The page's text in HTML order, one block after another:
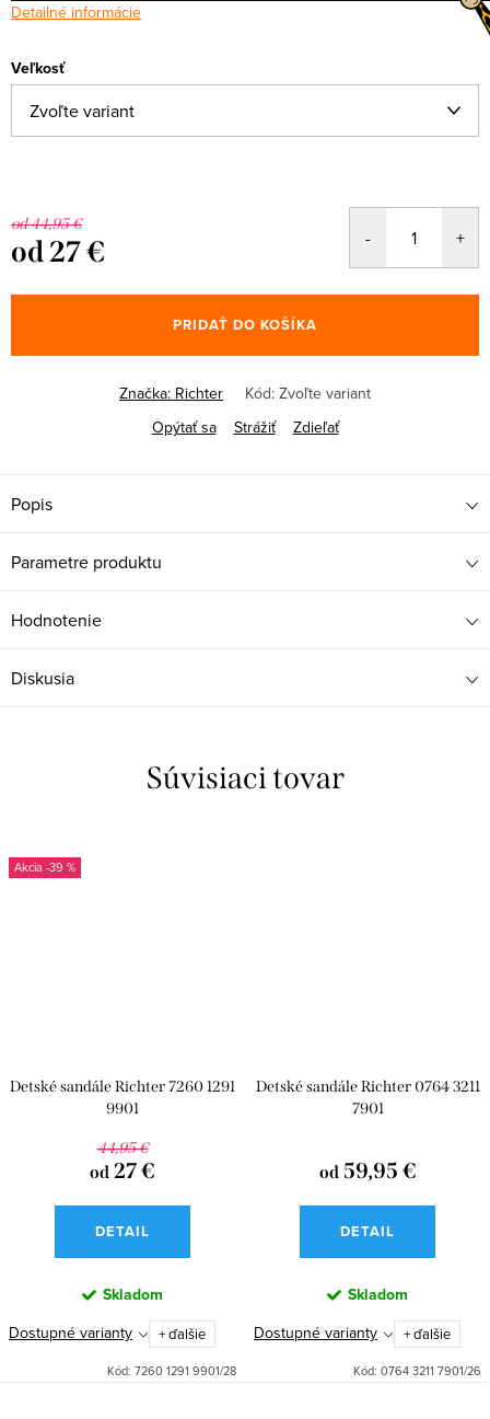
Detailné informácie
Veľkosť
od 44,95 €
od27 €
cena:
PRIDAŤ DO KOŠÍKA
Značka: Richter Kód: Zvoľte variant
Opýtať sa
Strážiť Zdieľať
Popis
Parametre produktu
Hodnotenie
Diskusia
Súvisiaci tovar
-39 %
Detské sandále Richter 7260 1291
9901
44,95 €
od 27 €
DETAIL
Skladom
Dostupné varianty + ďalšie
Kód: 7260 1291 9901/28
Detské sandále Richter 0764 3211
7901
od59,95 €
DETAIL
Skladom
Dostupné varianty + ďalšie
Kód: 0764 3211 7901/26